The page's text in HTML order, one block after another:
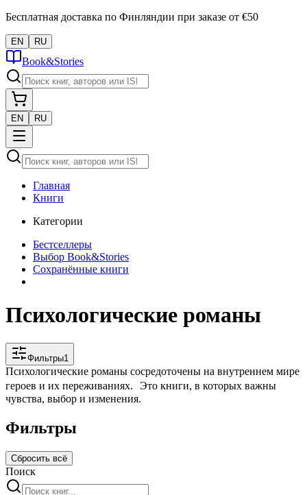
Бесплатная доставка по Финляндии при заказе от €50
EN RU
Book&Stories
EN RU
Главная
Книги
Категории
Бестселлеры
Выбор Book&Stories
Сохранённые книги
Психологические романы
Фильтры1
Психологические романы сосредоточены на внутреннем мире
героев и их переживаниях. Это книги, в которых важны
чувства, выбор и изменения.
Фильтры
Сбросить всё
Поиск